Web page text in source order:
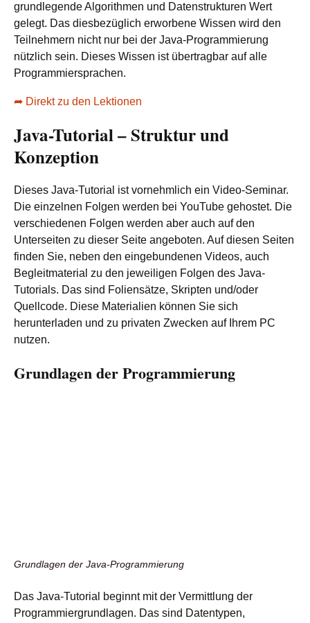
grundlegende Algorithmen und Datenstrukturen Wert
gelegt. Das diesbezüglich erworbene Wissen wird den
Teilnehmern nicht nur bei der Java-Programmierung
nützlich sein. Dieses Wissen ist übertragbar auf alle
Programmiersprachen.
➦ Direkt zu den Lektionen
Java-Tutorial – Struktur und
Konzeption
Dieses Java-Tutorial ist vornehmlich ein Video-Seminar.
Die einzelnen Folgen werden bei YouTube gehostet. Die
verschiedenen Folgen werden aber auch auf den
Unterseiten zu dieser Seite angeboten. Auf diesen Seiten
finden Sie, neben den eingebundenen Videos, auch
Begleitmaterial zu den jeweiligen Folgen des Java-
Tutorials. Das sind Foliensätze, Skripten und/oder
Quellcode. Diese Materialien können Sie sich
herunterladen und zu privaten Zwecken auf Ihrem PC
nutzen.
Grundlagen der Programmierung
Grundlagen der Java-Programmierung
Das Java-Tutorial beginnt mit der Vermittlung der
Programmiergrundlagen. Das sind Datentypen,